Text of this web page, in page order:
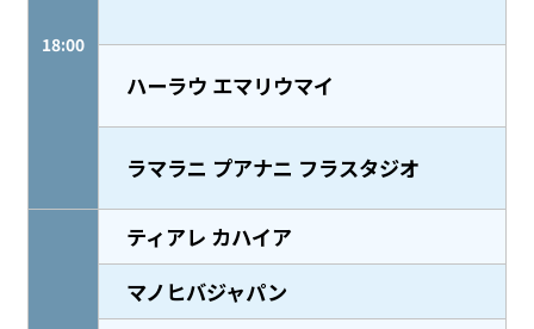
18:00
ハーラウ エマリウマイ
ラマラニ プアナニ フラスタジオ
ティアレ カハイア
マノヒバジャパン